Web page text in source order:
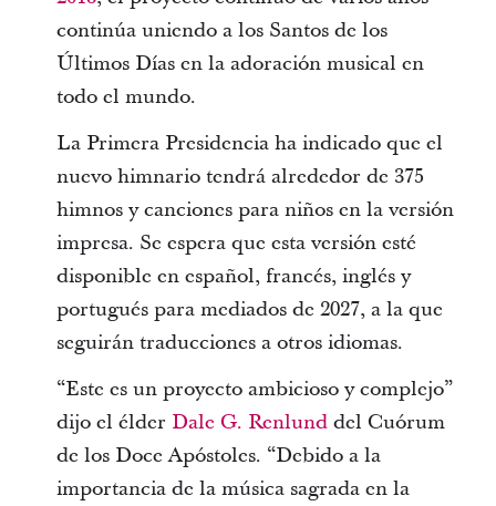
continúa uniendo a los Santos de los
Últimos Días en la adoración musical en
todo el mundo.
La Primera Presidencia ha indicado que el
nuevo himnario tendrá alrededor de 375
himnos y canciones para niños en la versión
impresa. Se espera que esta versión esté
disponible en español, francés, inglés y
portugués para mediados de 2027, a la que
seguirán traducciones a otros idiomas.
“Este es un proyecto ambicioso y complejo”
dijo el élder Dale G. Renlunddel Cuórum
de los Doce Apóstoles. “Debido a la
importancia de la música sagrada en la